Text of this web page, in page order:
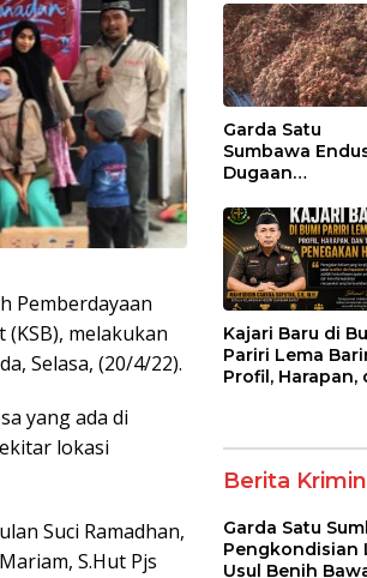
Pemberdayaan
(KSB), melakukan
Selasa, (20/4/22).
yang ada di
lokasi
Suci Ramadhan,
S.Hut Pjs
Garda Satu
Sumbawa
Dugaan
Lelang dan
Manipulasi
Benih Bawang
Merah senilai
Miliar
Kajari Baru di
Pariri Lema
Profil, Harapan,
Berita
Garda Satu
Pengkondisian
Usul Benih